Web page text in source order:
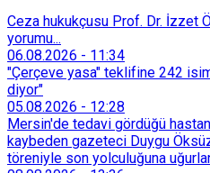
Ceza hukukçusu Prof. Dr. İzzet
yorumu...
06.08.2026 - 11:34
"Çerçeve yasa" teklifine 242
diyor"
05.08.2026 - 12:28
Mersin'de tedavi gördüğü
kaybeden gazeteci Duygu
töreniyle son yolculuğuna